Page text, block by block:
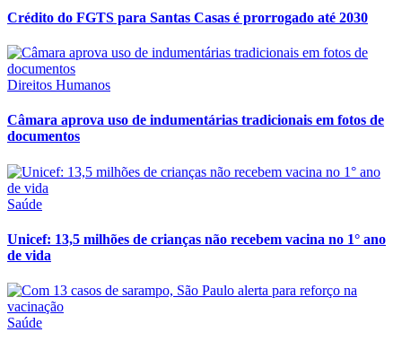
Crédito do FGTS para Santas Casas é prorrogado até 2030
Direitos Humanos
Câmara aprova uso de indumentárias tradicionais em fotos de
documentos
Saúde
Unicef: 13,5 milhões de crianças não recebem vacina no 1° ano
de vida
Saúde